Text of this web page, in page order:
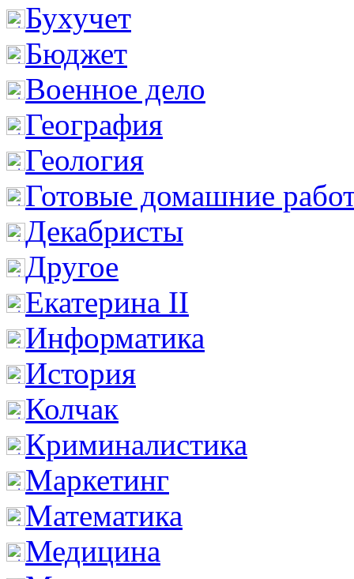
Бухучет
Бюджет
Военное дело
География
Геология
Готовые домашние
Декабристы
Другое
Екатерина II
Информатика
История
Колчак
Криминалистика
Маркетинг
Математика
Медицина